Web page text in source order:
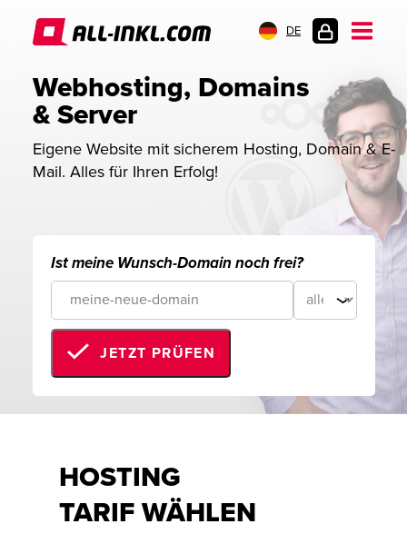
DE
Webhosting, Domains
& Server
Eigene Website mit sicherem Hosting, Domain & E-
Mail. Alles für Ihren Erfolg!
Ist meine Wunsch-Domain noch frei?
JETZT PRÜFEN
HOSTING
TARIF WÄHLEN